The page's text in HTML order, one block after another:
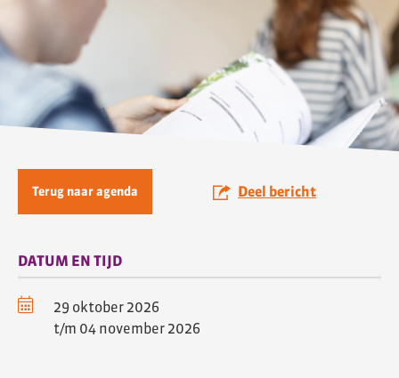
Terug naar agenda Deel bericht
DATUM EN TIJD
29 oktober 2026
t/m 04 november 2026